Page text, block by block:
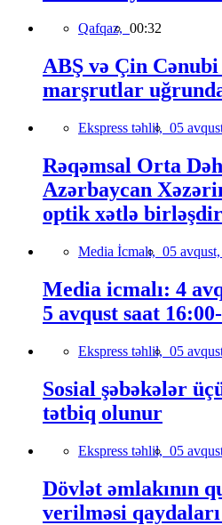
Qafqaz, 00:32
ABŞ və Çin
marşrutlar
Ekspress təhlil, 05
Rəqəmsal Orta
Azərbaycan
optik xətlə
Media İcmalı, 05
Media icmalı: 4
5 avqust saat
Ekspress təhlil, 05
Sosial şəbəkələr
tətbiq olunur
Ekspress təhlil, 05
Dövlət əmlakının
verilməsi